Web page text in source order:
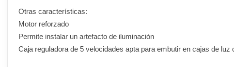
Otras características:
Motor reforzado
Permite instalar un artefacto de iluminación
Caja reguladora de 5 velocidades apta para embutir en cajas de luz